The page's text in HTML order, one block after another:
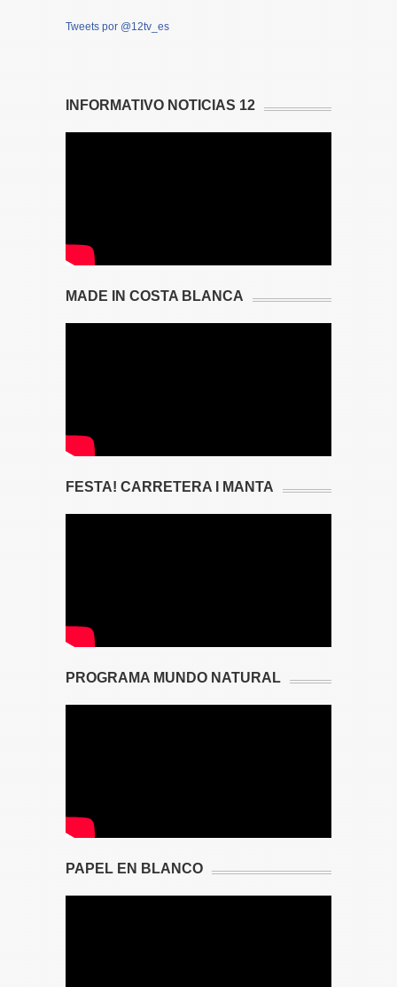
Tweets por @12tv_es
INFORMATIVO NOTICIAS 12
MADE IN COSTA BLANCA
FESTA! CARRETERA I MANTA
PROGRAMA MUNDO NATURAL
PAPEL EN BLANCO